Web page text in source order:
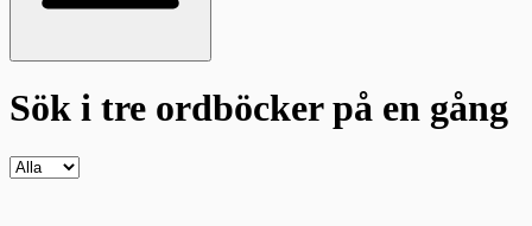
Sök i tre ordböckerpå en gång